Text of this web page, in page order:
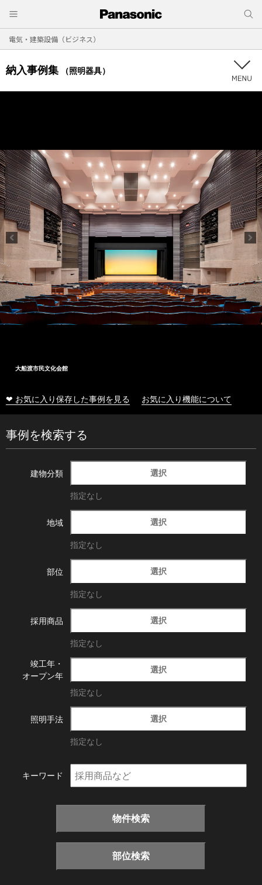
電気・建築設備（ビジネス）
納入事例集 （照明器具）
大船渡市民文化会館
❤ お気に入り保存した事例を見る お気に入り機能について
事例を検索する
建物分類 選択
指定なし
地域 選択
指定なし
部位 選択
指定なし
採用商品 選択
指定なし
竣工年・
オープン年
選択
指定なし
照明手法 選択
指定なし
キーワード
物件検索
部位検索